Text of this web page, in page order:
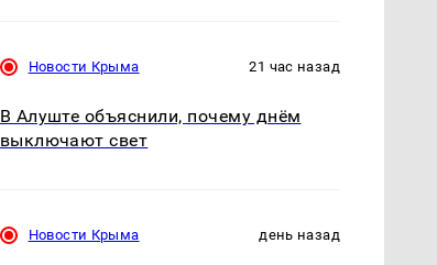
Новости Крыма 21 час назад
В Алуште объяснили, почему днём
выключают свет
Новости Крыма день назад